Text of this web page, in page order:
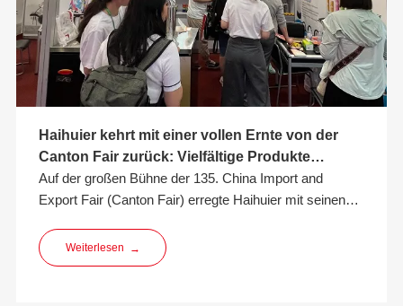
Haihuier kehrt mit einer vollen Ernte von der
Canton Fair zurück: Vielfältige Produkte
erregen Aufmerksamkeit und Win-Win-
Kooperation läutet eine neue Reise ein
Auf der großen Bühne der 135. China Import and
Export Fair (Canton Fair) erregte Haihuier mit seinen
Dienstleistungen erfolgreich weltweite Aufmerksamkeit
und wurde zu einer bemerkenswerten Präsenz auf der
Weiterlesen →